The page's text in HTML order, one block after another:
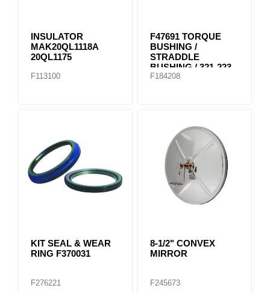
INSULATOR
MAK20QL1118A
20QL1175
F113100
F47691 TORQUE
BUSHING /
STRADDLE
BUSHING / 321-223
F184208
KIT SEAL & WEAR
RING F370031
F276221
8-1/2" CONVEX
MIRROR
F245673